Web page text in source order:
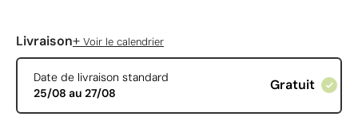
Livraison+ Voir le calendrier
Date de livraison standard
25/08 au 27/08
Gratuit